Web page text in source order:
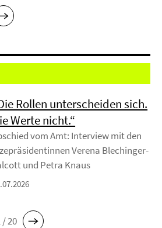
Rollen unterscheiden sich.
Werte nicht.“
vom Amt: Interview mit den
Verena Blechinger-
und Petra Knaus
/ 20